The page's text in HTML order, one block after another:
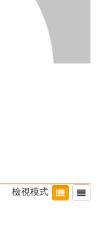
檢視模式